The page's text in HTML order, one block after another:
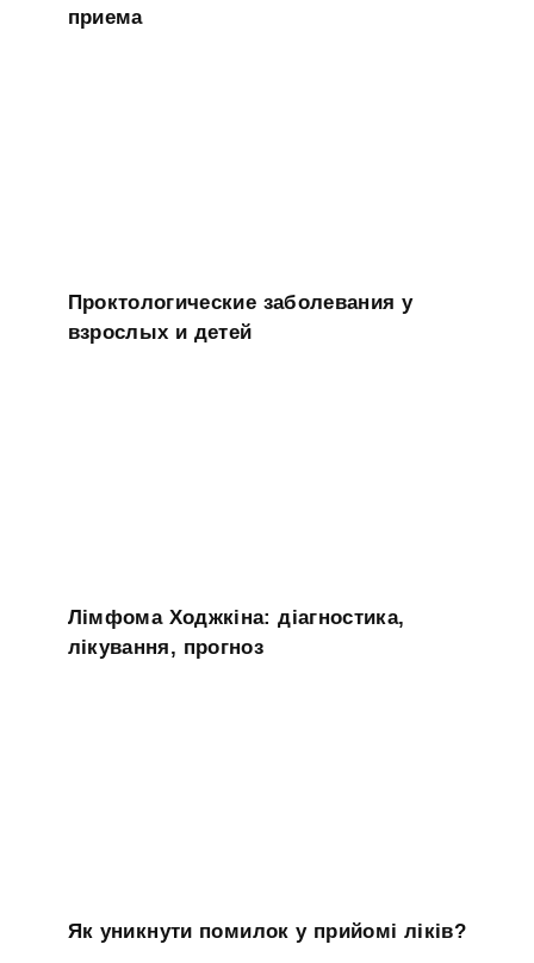
приема
Проктологические заболевания у
взрослых и детей
Лімфома Ходжкіна: діагностика,
лікування, прогноз
Як уникнути помилок у прийомі ліків?